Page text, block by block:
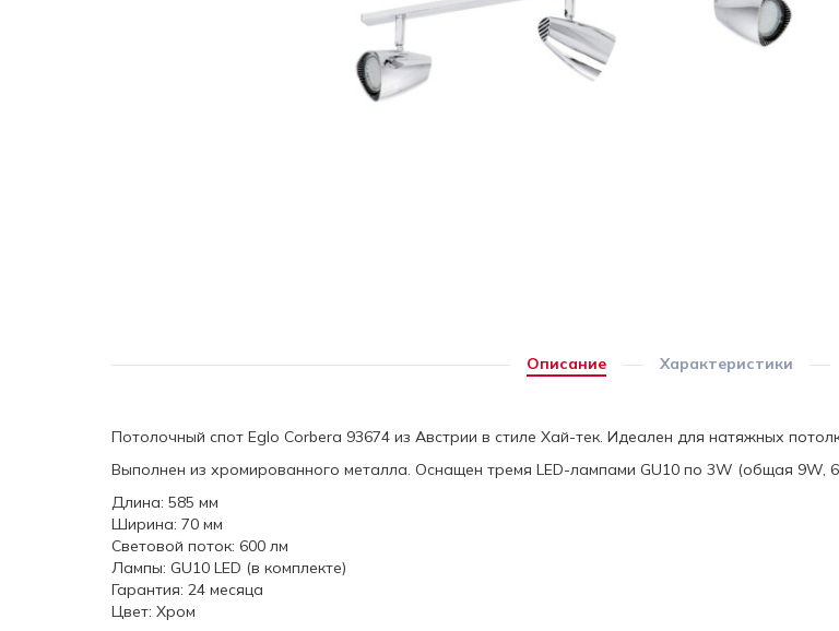
Описание Характеристики
Потолочный спот Eglo Corbera 93674 из Австрии в стиле Хай-тек. Идеален для натяжных
Выполнен из хромированного металла. Оснащен тремя LED-лампами GU10 по 3W (общая 9W,
Длина: 585 мм
Ширина: 70 мм
Световой поток: 600 лм
Лампы: GU10 LED (в комплекте)
Гарантия: 24 месяца
Цвет: Хром